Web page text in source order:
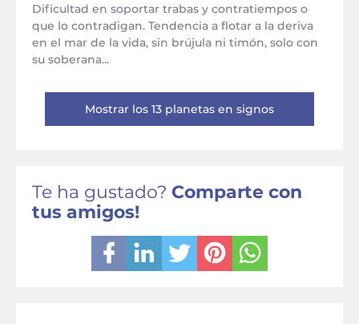
Dificultad en soportar trabas y contratiempos o
que lo contradigan. Tendencia a flotar a la deriva
en el mar de la vida, sin brújula ni timón, solo con
su soberana...
Mostrar los 13 planetas en signos
Te ha gustado? Comparte con
tus amigos!